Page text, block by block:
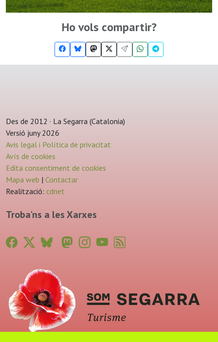
Ho vols compartir?
Des de 2012 · La Segarra (Catalonia)
Versió juny 2026
Avis legal i Política de privacitat
Avís de cookies
Edita consentiment de cookies
Mapa web | Contactar
Realització: cdnet
Troba'ns a les Xarxes